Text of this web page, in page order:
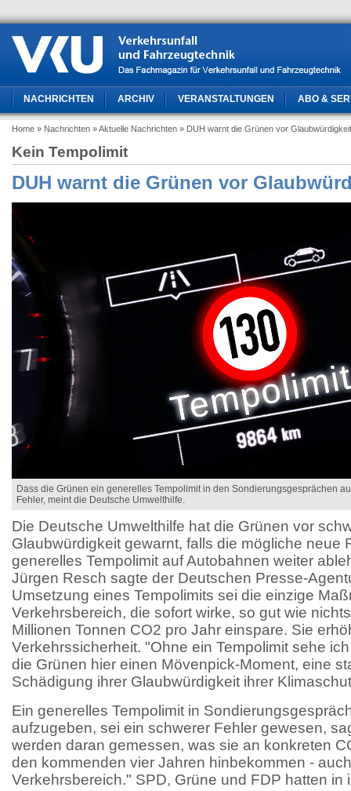
NACHRICHTEN ARCHIV VERANSTALTUNGEN ABO &
Home » Nachrichten » Aktuelle Nachrichten » DUH warnt die Grünen vor
Kein Tempolimit
DUH warnt die Grünen vor
Dass die Grünen ein generelles Tempolimit in den Sondierungsgesprächen
Fehler, meint die Deutsche Umwelthilfe.
Die Deutsche Umwelthilfe hat die Grünen vor
Glaubwürdigkeit gewarnt, falls die mögliche neue
generelles Tempolimit auf Autobahnen weiter
Jürgen Resch sagte der Deutschen Presse-
Umsetzung eines Tempolimits sei die einzige
Verkehrsbereich, die sofort wirke, so gut wie
Millionen Tonnen CO2 pro Jahr einspare. Sie
Verkehrssicherheit. "Ohne ein Tempolimit sehe
die Grünen hier einen Mövenpick-Moment, eine
Schädigung ihrer Glaubwürdigkeit ihrer
Ein generelles Tempolimit in
aufzugeben, sei ein schwerer Fehler gewesen,
werden daran gemessen, was sie an konkreten
den kommenden vier Jahren hinbekommen -
Verkehrsbereich." SPD, Grüne und FDP hatten in